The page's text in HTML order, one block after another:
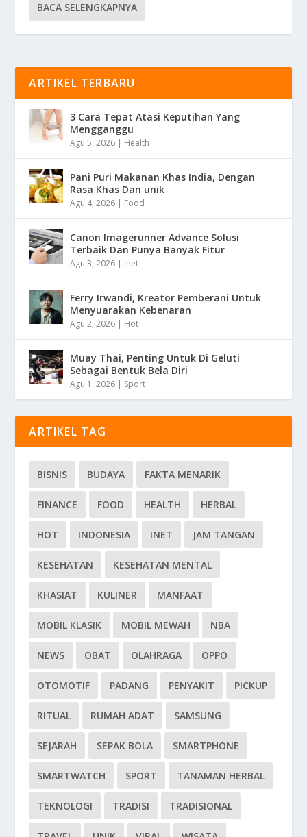
BACA SELENGKAPNYA
ARTIKEL TERBARU
3 Cara Tepat Atasi Keputihan Yang
Mengganggu
Agu 5, 2026 | Health
Pani Puri Makanan Khas India, Dengan
Rasa Khas Dan unik
Agu 4, 2026 | Food
Canon Imagerunner Advance Solusi
Terbaik Dan Punya Banyak Fitur
Agu 3, 2026 | Inet
Ferry Irwandi, Kreator Pemberani Untuk
Menyuarakan Kebenaran
Agu 2, 2026 | Hot
Muay Thai, Penting Untuk Di Geluti
Sebagai Bentuk Bela Diri
Agu 1, 2026 | Sport
ARTIKEL TAG
BISNIS BUDAYA FAKTA MENARIK
FINANCE FOOD HEALTH HERBAL
HOT INDONESIA INET JAM TANGAN
KESEHATAN KESEHATAN MENTAL
KHASIAT KULINER MANFAAT
MOBIL KLASIK MOBIL MEWAH NBA
NEWS OBAT OLAHRAGA OPPO
OTOMOTIF PADANG PENYAKIT PICKUP
RITUAL RUMAH ADAT SAMSUNG
SEJARAH SEPAK BOLA SMARTPHONE
SMARTWATCH SPORT TANAMAN HERBAL
TEKNOLOGI TRADISI TRADISIONAL